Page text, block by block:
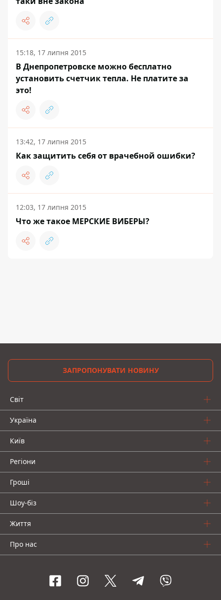
15:18, 17 липня 2015
В Днепропетровске можно бесплатно
установить счетчик тепла. Не платите за
это!
13:42, 17 липня 2015
Как защитить себя от врачебной ошибки?
12:03, 17 липня 2015
Что же такое МЕРСКИЕ ВИБЕРЫ?
ЗАПРОПОНУВАТИ НОВИНУ
Світ
Україна
Київ
Регіони
Гроші
Шоу-біз
Життя
Про нас